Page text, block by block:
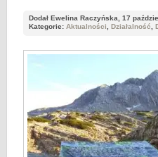
Dodał Ewelina Raczyńska, 17
Kategorie: Aktualności, Działalność,